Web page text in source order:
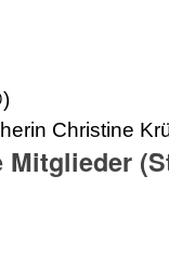
Christine
Mitglieder